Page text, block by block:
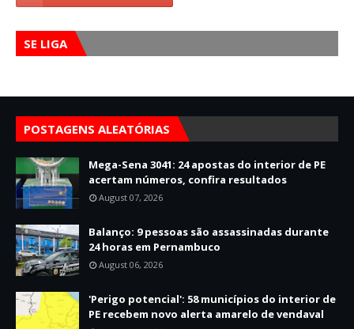
SE LIGA
POSTAGENS ALEATÓRIAS
Mega-Sena 3041: 24 apostas do interior de PE
acertam números, confira resultados
August 07, 2026
Balanço: 9 pessoas são assassinadas durante
24 horas em Pernambuco
August 06, 2026
'Perigo potencial': 58 municípios do interior de
PE recebem novo alerta amarelo de vendaval